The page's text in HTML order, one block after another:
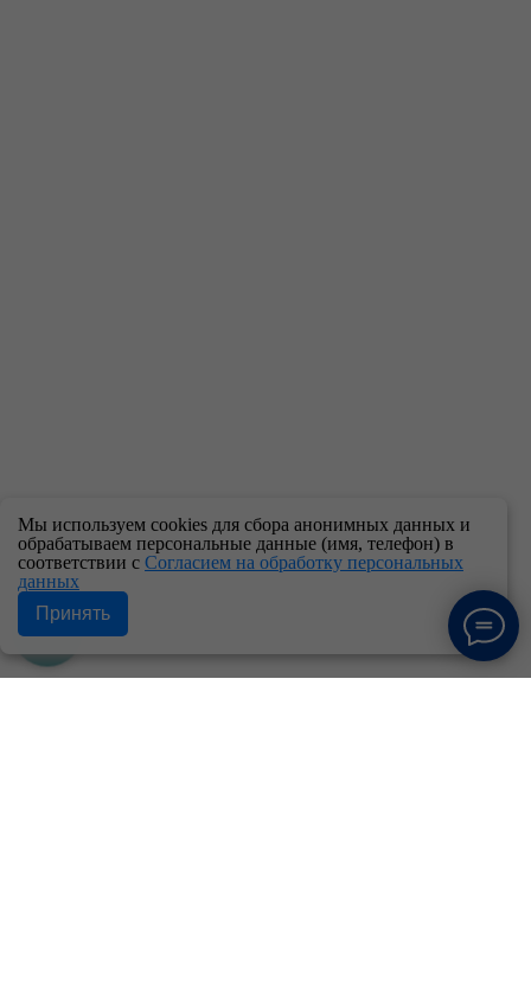
Мы используем cookies для сбора анонимных данных и
обрабатываем персональные данные (имя, телефон) в
соответствии с Согласием на обработку персональных
данных
Принять